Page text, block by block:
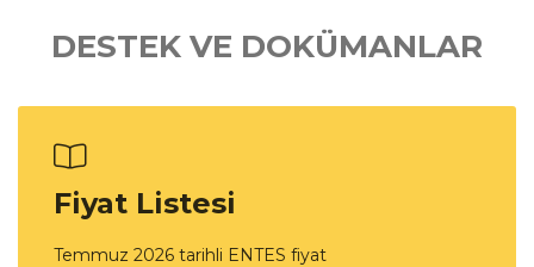
DESTEK VE DOKÜMANLAR
Fiyat Listesi
Temmuz 2026 tarihli ENTES fiyat